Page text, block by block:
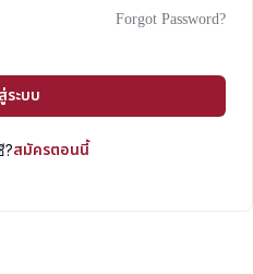
Forgot Password?
ระบบ
สมัครตอนนี้